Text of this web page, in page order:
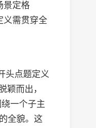
景定格
义需贯穿全
头点题定义
颖而出，
一个子主
全貌。这